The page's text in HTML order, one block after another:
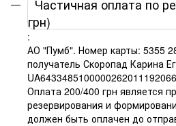
Частичная оплата по
грн)
:
АО "Пумб". Номер карты: 5355
получатель Скоропад Карина
Оплата 200/400 грн является
резервирования и
должен быть оплачен до